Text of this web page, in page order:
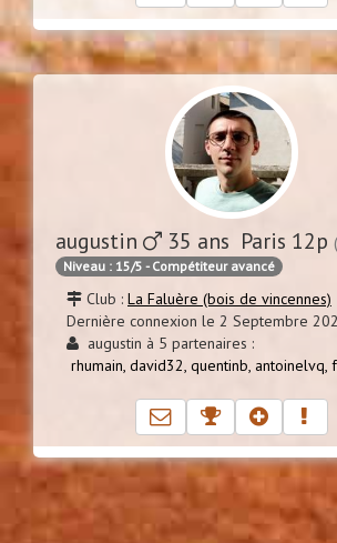
augustin 35 ans Paris 12p
Niveau : 15/5 - Compétiteur avancé
Club : La Faluère (bois de vincennes)
Dernière connexion le 2 Septembre
augustin à 5 partenaires :
rhumain, david32, quentinb, antoinelvq,